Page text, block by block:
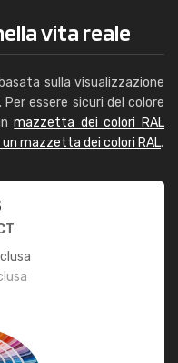
vita reale
sulla visualizzazione
essere sicuri del colore
mazzetta dei colori RAL
mazzetta dei colori RAL.